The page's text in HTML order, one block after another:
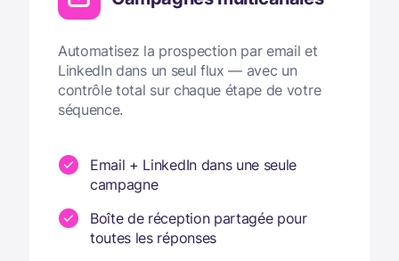
Automatisez la prospection par email et
LinkedIn dans un seul flux — avec un
contrôle total sur chaque étape de votre
séquence.
Email + LinkedIn dans une seule
campagne
Boîte de réception partagée pour
toutes les réponses